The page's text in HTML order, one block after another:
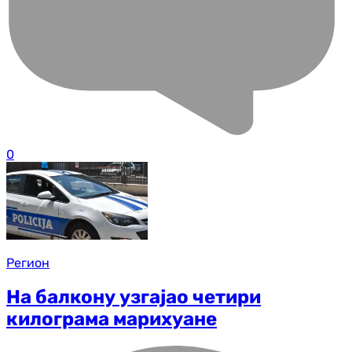
0
Регион
На балкону узгајао четири
килограма марихуане